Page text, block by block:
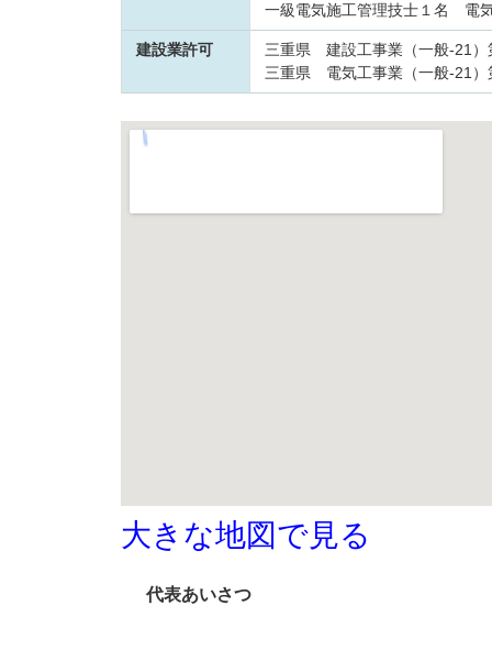
一級電気施工管理技士１名 電
建設業許可
三重県 建設工事業（一般-21）
三重県 電気工事業（一般-21）
大きな地図で見る
代表あいさつ